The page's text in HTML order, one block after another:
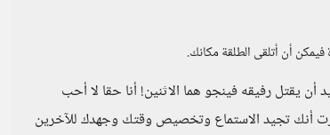
أن أتلقى الطلقة مكانك.
يقتل رفيقه فينجو هما الاثنين! أنا حقا لا أحب
أشرت أنك تجيد الاستماع وتخصيص وقتك وجهدك للآخرين